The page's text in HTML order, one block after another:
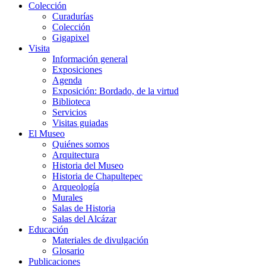
Colección
Curadurías
Colección
Gigapixel
Visita
Información general
Exposiciones
Agenda
Exposición: Bordado, de la virtud
Biblioteca
Servicios
Visitas guiadas
El Museo
Quiénes somos
Arquitectura
Historia del Museo
Historia de Chapultepec
Arqueología
Murales
Salas de Historia
Salas del Alcázar
Educación
Materiales de divulgación
Glosario
Publicaciones